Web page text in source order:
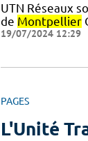
UTN Réseaux
de Montpellier
19/07/2024 12:29
PAGES
L'Unité